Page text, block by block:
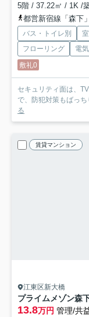
5階 / 37.22㎡ / 1K /
都営新宿線「森下
バス・トイレ別
フローリング
電
敷礼0
セキュリティ面は、
で、防犯対策もばっ
る
賃貸マンション
江東区新大橋
プライムメゾン森
13.8万円 管理/共